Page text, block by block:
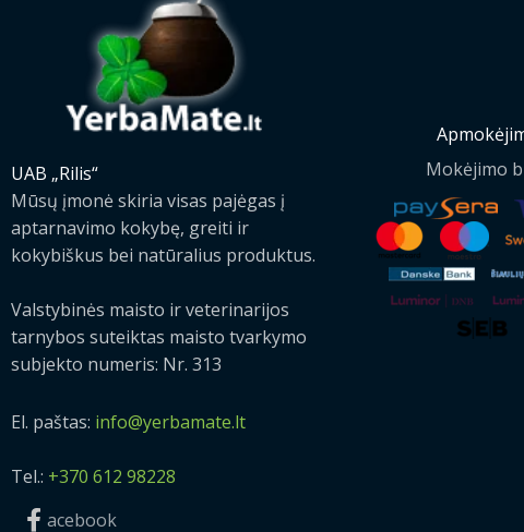
UAB „Rilis“
Mūsų įmonė skiria visas pajėgas į
aptarnavimo kokybę, greiti ir
kokybiškus bei natūralius produktus.
Valstybinės maisto ir veterinarijos
tarnybos suteiktas maisto tvarkymo
subjekto numeris: Nr. 313
El. paštas: info@yerbamate.lt
Tel.: +370 612 98228
acebook
Mokėjimo